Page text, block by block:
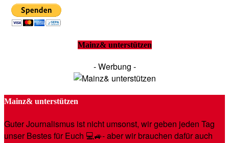
Mainz& unterstützen
- Werbung -
Mainz& unterstützen
Guter Journalismus ist nicht umsonst, wir geben jeden Tag
unser Bestes für Euch 💻🚙- aber wir brauchen dafür auch